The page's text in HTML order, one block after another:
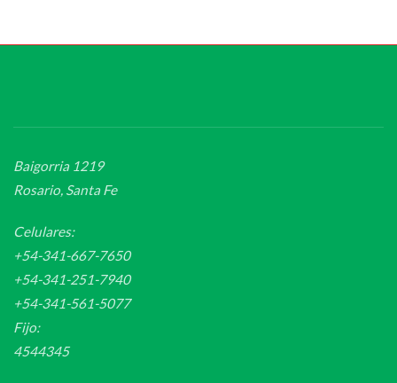
Baigorria 1219
Rosario, Santa Fe
Celulares:
+54-341-667-7650
+54-341-251-7940
+54-341-561-5077
Fijo:
4544345